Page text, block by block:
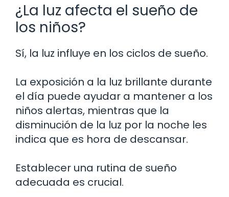
¿La luz afecta el sueño de
los niños?
Sí, la luz influye en los ciclos de sueño.
La exposición a la luz brillante durante
el día puede ayudar a mantener a los
niños alertas, mientras que la
disminución de la luz por la noche les
indica que es hora de descansar.
Establecer una rutina de sueño
adecuada es crucial.